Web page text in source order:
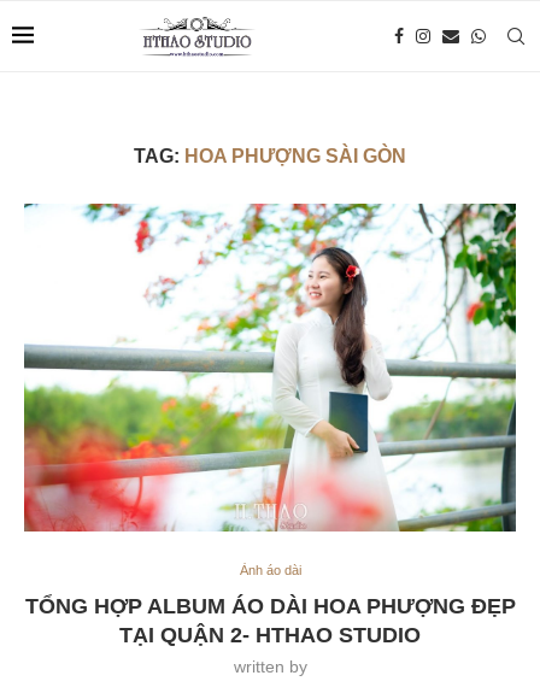
TAG: HOA PHƯỢNG SÀI GÒN
Ảnh áo dài
TỔNG HỢP ALBUM ÁO DÀI HOA PHƯỢNG ĐẸP
TẠI QUẬN 2- HTHAO STUDIO
written by